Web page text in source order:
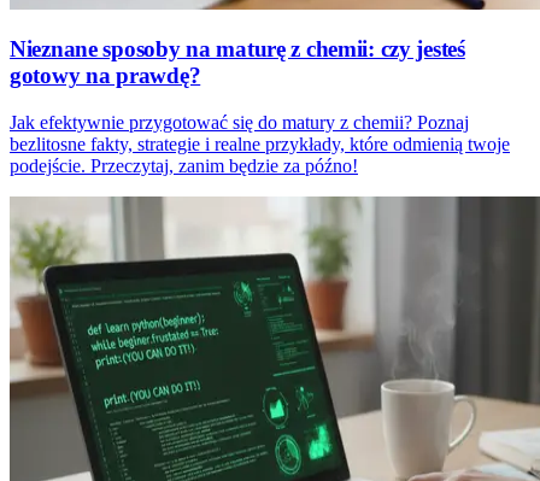
Nieznane sposoby na maturę z chemii: czy jesteś
gotowy na prawdę?
Jak efektywnie przygotować się do matury z chemii? Poznaj
bezlitosne fakty, strategie i realne przykłady, które odmienią twoje
podejście. Przeczytaj, zanim będzie za późno!